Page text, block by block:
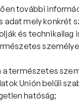
további
adat mely konkrét
és technikailag
a természetes
Unión belüli
hatóság;